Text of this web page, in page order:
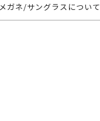
メガネ/サングラスについて